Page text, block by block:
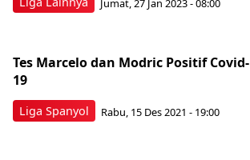
Liga Spanyol
Tes Marcelo dan Modric Positif Covid-
19
Rabu, 15 Des 2021 - 19:00